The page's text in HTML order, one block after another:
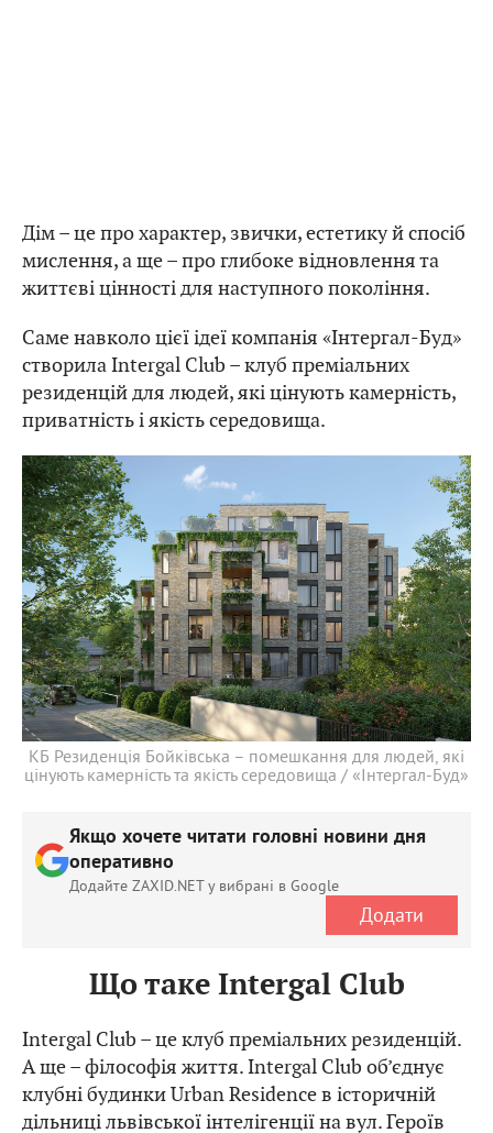
Дім – це про характер, звички, естетику й спосіб
мислення, а ще – про глибоке відновлення та
життєві цінності для наступного покоління.
Саме навколо цієї ідеї компанія «Інтергал-Буд»
створила Intergal Club – клуб преміальних
резиденцій для людей, які цінують камерність,
приватність і якість середовища.
КБ Резиденція Бойківська – помешкання для людей, які
цінують камерність та якість середовища / «Інтергал-Буд»
Якщо хочете читати головні новини дня
оперативно
Додайте ZAXID.NET у вибрані в Google
Додати
Що таке Intergal Club
Intergal Club – це клуб преміальних резиденцій.
А ще – філософія життя. Intergal Club об’єднує
клубні будинки Urban Residence в історичній
дільниці львівської інтелігенції на вул. Героїв